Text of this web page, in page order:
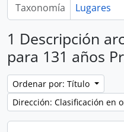
Taxonomía Lugares
1 Descripción
para 131 años
Ordenar por: Título
Dirección: Clasificación en